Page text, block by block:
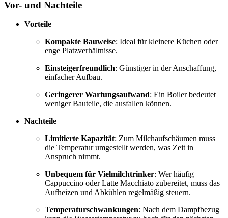
Vor- und Nachteile
Vorteile
Kompakte Bauweise: Ideal für kleinere Küchen oder
enge Platzverhältnisse.
Einsteigerfreundlich: Günstiger in der Anschaffung,
einfacher Aufbau.
Geringerer Wartungsaufwand: Ein Boiler bedeutet
weniger Bauteile, die ausfallen können.
Nachteile
Limitierte Kapazität: Zum Milchaufschäumen muss
die Temperatur umgestellt werden, was Zeit in
Anspruch nimmt.
Unbequem für Vielmilchtrinker: Wer häufig
Cappuccino oder Latte Macchiato zubereitet, muss das
Aufheizen und Abkühlen regelmäßig steuern.
Temperaturschwankungen: Nach dem Dampfbezug